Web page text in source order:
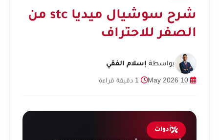
شرح سوشيال ميديا stc من
الصفر للاحتراف
بواسطة إسلام الفقي
أدوات